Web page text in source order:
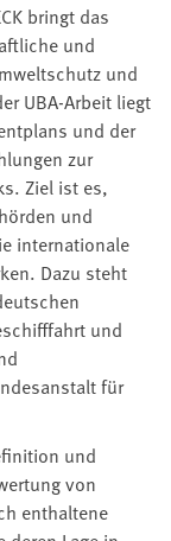
bringt das
und
und
UBA-Arbeit liegt
und der
zur
Ziel ist es,
und
internationale
Dazu steht
und
für
und
von
enthaltene